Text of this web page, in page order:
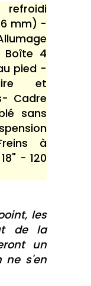
refroidi
mm) -
Boîte 4
pied -
et
Cadre
sans
à
- 120
les
de la
un
ne s'en